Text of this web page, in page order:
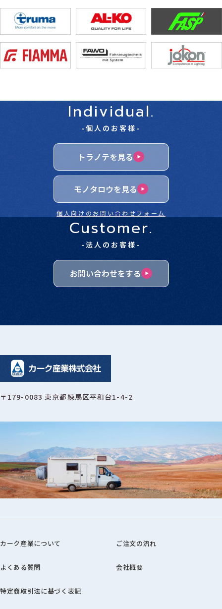
Individual.
-個人のお客様-
トラノテを見る
モノタロウを見る
個人向けのお問い合わせフォーム
Customer.
-法人のお客様-
お問い合わせをする
〒179-0083 東京都練馬区平和台1-4-2
カーク産業について ご注文の流れ
よくある質問 会社概要
特定商取引法に基づく表記